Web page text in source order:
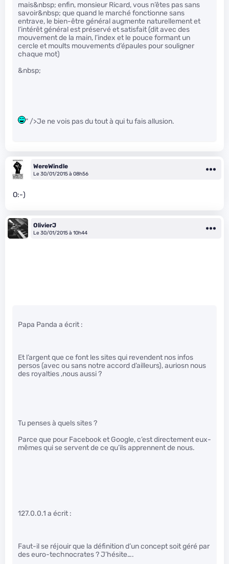
mais&nbsp; enfin, monsieur Ricard, vous n’êtes pas sans
savoir&nbsp; que quand le marché fonctionne sans
entrave, le bien-être général augmente naturellement et
l’intérêt général est préservé et satisfait (dit avec des
mouvement de la main, l’index et le pouce formant un
cercle et moults mouvements d’épaules pour souligner
chaque mot)
&nbsp;
" />Je ne vois pas du tout à qui tu fais allusion.
WereWindle
Le 30/01/2015 à 08h56
O:-)
OlivierJ
Le 30/01/2015 à 10h44
Papa Panda a écrit :
Et l’argent que ce font les sites qui revendent nos infos
persos (avec ou sans notre accord d’ailleurs), auriosn nous
des royalties ,nous aussi ?
Tu penses à quels sites ?
Parce que pour Facebook et Google, c’est directement eux-
mêmes qui se servent de ce qu’ils apprennent de nous.
127.0.0.1 a écrit :
Faut-il se réjouir que la définition d’un concept soit géré par
des euro-technocrates ? J’hésite….